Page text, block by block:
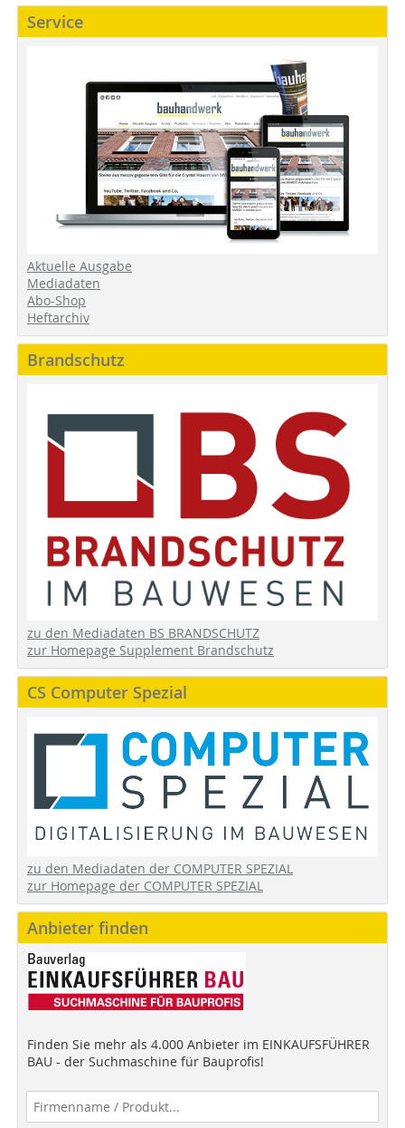
Service
Aktuelle Ausgabe
Mediadaten
Abo-Shop
Heftarchiv
Brandschutz
zu den Mediadaten BS BRANDSCHUTZ
zur Homepage Supplement Brandschutz
CS Computer Spezial
zu den Mediadaten der COMPUTER SPEZIAL
zur Homepage der COMPUTER SPEZIAL
Anbieter finden
Finden Sie mehr als 4.000 Anbieter im EINKAUFSFÜHRER
BAU - der Suchmaschine für Bauprofis!